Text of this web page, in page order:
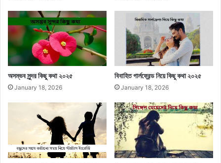
অসম্ভব সুন্দর কিছু কথা ২০২৫
January 18, 2026
বিবাহিত গার্লফ্রেন্ড নিয়ে কিছু কথা ২০২৫
January 18, 2026